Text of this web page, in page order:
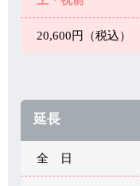
20,600円（税込）
延長
全 日